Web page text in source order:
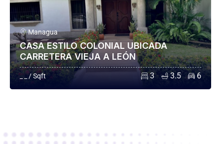
Managua
CASA ESTILO COLONIAL UBICADA
CARRETERA VIEJA A LEÓN
_ _ / Sqft 3 3.5 6